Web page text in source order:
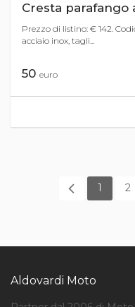
Cresta parafango
Prezzo di listino: € 142.
acciaio inox, tagli...
50 euro
1 2
Aldovardi Moto